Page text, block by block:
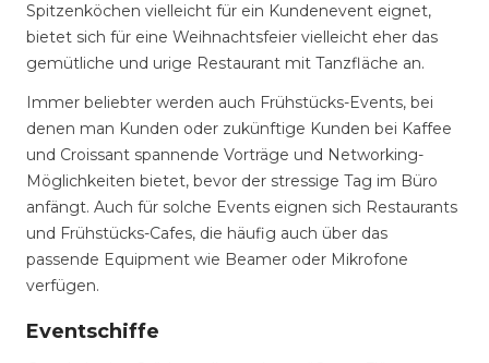
Spitzenköchen vielleicht für ein Kundenevent eignet,
bietet sich für eine Weihnachtsfeier vielleicht eher das
gemütliche und urige Restaurant mit Tanzfläche an.
Immer beliebter werden auch Frühstücks-Events, bei
denen man Kunden oder zukünftige Kunden bei Kaffee
und Croissant spannende Vorträge und Networking-
Möglichkeiten bietet, bevor der stressige Tag im Büro
anfängt. Auch für solche Events eignen sich Restaurants
und Frühstücks-Cafes, die häufig auch über das
passende Equipment wie Beamer oder Mikrofone
verfügen.
Eventschiffe